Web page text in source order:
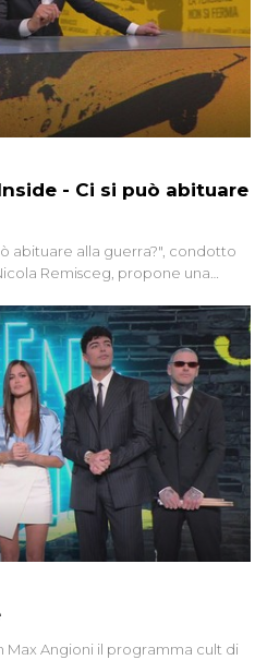
- Ci si può abituare
abituare alla guerra?", condotto
Remisceg, propone una
sia diventata una realtà pervasiva.
coinvolta in conflitti armati, il
considerarla un fenomeno
Angioni il programma cult di